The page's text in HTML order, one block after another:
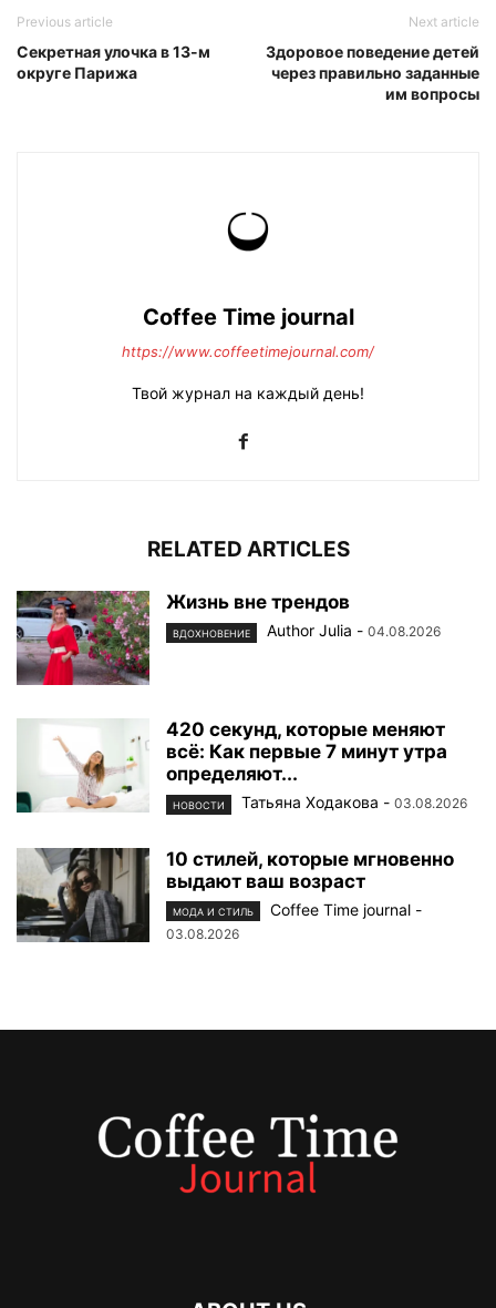
Previous article
Секретная улочка в 13-м
округе Парижа
Next article
Здоровое поведение детей
через правильно заданные
им вопросы
Coffee Time journal
https://www.coffeetimejournal.com/
Твой журнал на каждый день!
RELATED ARTICLES
Жизнь вне трендов
ВДОХНОВЕНИЕ Author Julia - 04.08.2026
420 секунд, которые меняют
всё: Как первые 7 минут утра
определяют...
НОВОСТИ Татьяна Ходакова - 03.08.2026
10 стилей, которые мгновенно
выдают ваш возраст
МОДА И СТИЛЬ Coffee Time journal -
03.08.2026